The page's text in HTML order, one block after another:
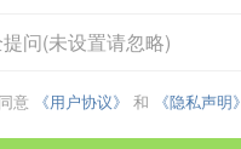
问(未设置请忽略)
意 《用户协议》 和 《隐私声明》